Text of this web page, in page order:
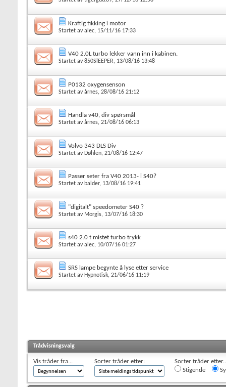
Kraftig tikking i motor
Startet avalec, 15/11/16 17:33
V40 2.0L turbo lekker vann inn i kabinen.
Startet av850SlEEPER, 13/08/16 13:48
P0132 oxygensenson
Startet avårnes, 28/08/16 21:12
Handla v40, div spørsmål
Startet avårnes, 21/08/16 06:13
Volvo 343 DLS Div
Startet av Døhlen, 21/08/16 12:47
Passer seter fra V40 2013- i S40?
Startet av balder, 13/08/16 19:41
"digitalt" speedometer S40 ?
Startet av Morgis, 13/07/16 18:30
s40 2.0 t mistet turbo trykk
Startet avalec, 10/07/16 01:27
SRS lampe begynte å lyse etter service
Startet avHypnotisk, 21/06/16 11:19
Trådvisningsvalg
Vis tråder fra... Sorter tråder etter:
Sorter tråder
Stigende